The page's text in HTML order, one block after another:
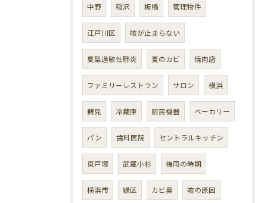
中野 稲沢 板橋 管理物件
江戸川区 咳が止まらない
夏型過敏性肺炎 夏のカビ 焼肉店
ファミリーレストラン サロン 横浜
鶴見 冷蔵庫 厨房機器 ベーカリー
パン 歯科医院 セントラルキッチン
東戸塚 武蔵小杉 梅雨の時期
横浜市 緑区 カビ臭 咳の原因